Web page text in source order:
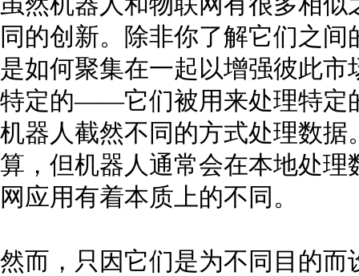
同的创新。除非你了解它们之
是如何聚集在一起以增强彼此
特定的——它们被用来处理特定
机器人截然不同的方式处理数
算，但机器人通常会在本地处
网应用有着本质上的不同。
然而，只因它们是为不同目的